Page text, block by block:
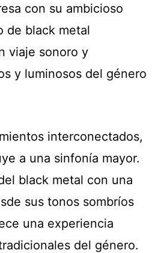
con su ambicioso
de black metal
viaje sonoro y
y luminosos del género
interconectados,
a una sinfonía mayor.
black metal con una
sus tonos sombríos
una experiencia
del género.